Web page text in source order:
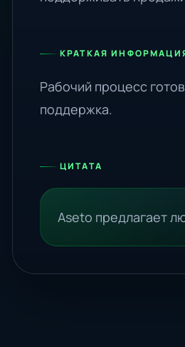
КРАТКАЯ
Рабочий процесс
поддержка.
ЦИТАТА
Aseto предлагает